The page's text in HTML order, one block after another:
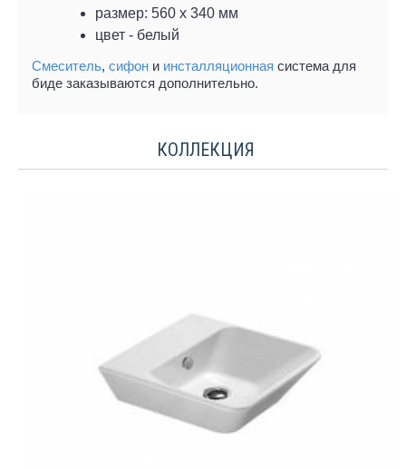
размер: 560 х 340 мм
цвет - белый
Смеситель, сифон и инсталляционная система для
биде заказываются дополнительно.
КОЛЛЕКЦИЯ